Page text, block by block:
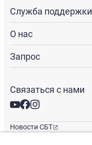
Служба поддержки
О нас
Запрос
Связаться с нами
Новости СБТ